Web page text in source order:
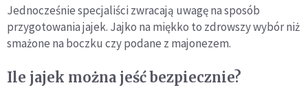
Jednocześnie specjaliści zwracają uwagę na sposób
przygotowania jajek. Jajko na miękko to zdrowszy wybór niż
smażone na boczku czy podane z majonezem.
Ile jajek można jeść bezpiecznie?